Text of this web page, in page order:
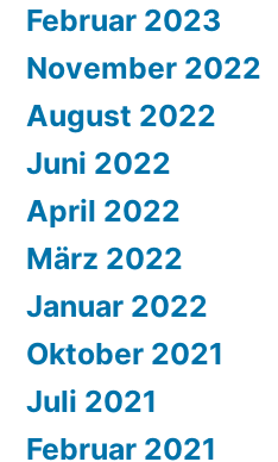
Februar 2023
November 2022
August 2022
Juni 2022
April 2022
März 2022
Januar 2022
Oktober 2021
Juli 2021
Februar 2021